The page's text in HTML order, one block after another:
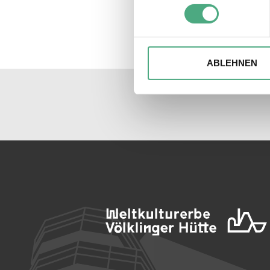
Erfahren Sie mehr
Einzelheitenfest.
Wir verwenden ggfs.
die Zugriffe auf unsere
Website an unsere Partner
ABLEHNEN